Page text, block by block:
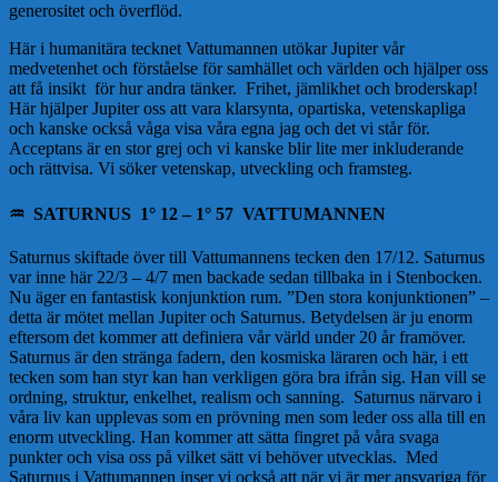
generositet och överflöd.
Här i humanitära tecknet Vattumannen utökar Jupiter vår
medvetenhet och förståelse för samhället och världen och hjälper oss
att få insikt för hur andra tänker. Frihet, jämlikhet och broderskap!
Här hjälper Jupiter oss att vara klarsynta, opartiska, vetenskapliga
och kanske också våga visa våra egna jag och det vi står för.
Acceptans är en stor grej och vi kanske blir lite mer inkluderande
och rättvisa. Vi söker vetenskap, utveckling och framsteg.
♒ ️ SATURNUS 1° 12 – 1° 57 VATTUMANNEN
Saturnus skiftade över till Vattumannens tecken den 17/12. Saturnus
var inne här 22/3 – 4/7 men backade sedan tillbaka in i Stenbocken.
Nu äger en fantastisk konjunktion rum. ”Den stora konjunktionen” –
detta är mötet mellan Jupiter och Saturnus. Betydelsen är ju enorm
eftersom det kommer att definiera vår värld under 20 år framöver.
Saturnus är den stränga fadern, den kosmiska läraren och här, i ett
tecken som han styr kan han verkligen göra bra ifrån sig. Han vill se
ordning, struktur, enkelhet, realism och sanning. Saturnus närvaro i
våra liv kan upplevas som en prövning men som leder oss alla till en
enorm utveckling. Han kommer att sätta fingret på våra svaga
punkter och visa oss på vilket sätt vi behöver utvecklas. Med
Saturnus i Vattumannen inser vi också att när vi är mer ansvariga för